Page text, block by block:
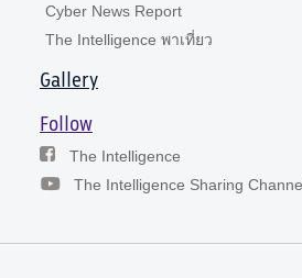
Cyber News Report
The Intelligence พาเที่ยว
Gallery
Follow
The Intelligence
The Intelligence Sharing